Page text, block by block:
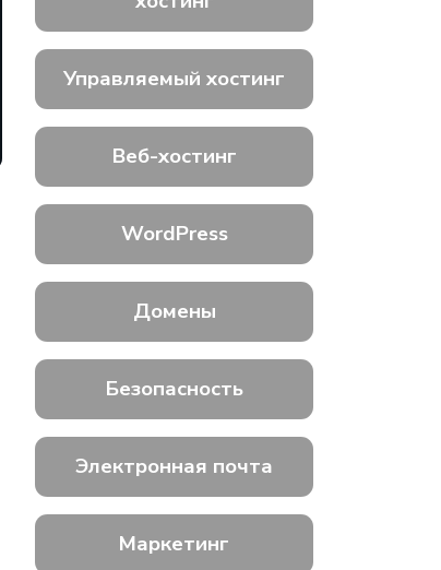
Управляемый хостинг
Веб-хостинг
WordPress
Домены
Безопасность
Электронная почта
Маркетинг